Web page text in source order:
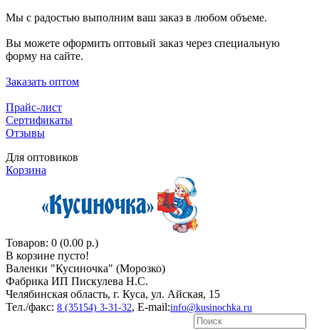
Мы с радостью выполним ваш заказ в любом объеме.
Вы можете оформить оптовый заказ через специальную
форму на сайте.
Заказать оптом
Прайс-лист
Сертификаты
Отзывы
Для оптовиков
Корзина
Товаров: 0 (0.00 р.)
В корзине пусто!
Валенки "Кусиночкa" (Морозко)
Фабрика ИП Пискулева Н.С.
Челябинская область, г. Куса, ул. Айская, 15
Тел./факс: 8 (35154) 3-31-32, E-mail:info@kusinochka.ru